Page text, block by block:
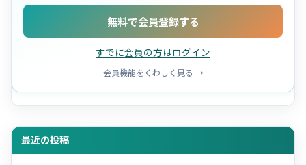
無料で会員登録する
すでに会員の方はログイン
会員機能をくわしく見る →
最近の投稿